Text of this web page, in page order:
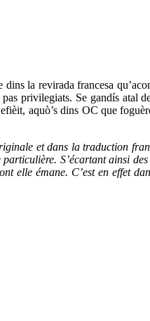
la revirada francesa
privilegiats. Se gandís atal
aquò’s dins OC que
et dans la traduction
S’écartant ainsi
elle émane. C’est en effet